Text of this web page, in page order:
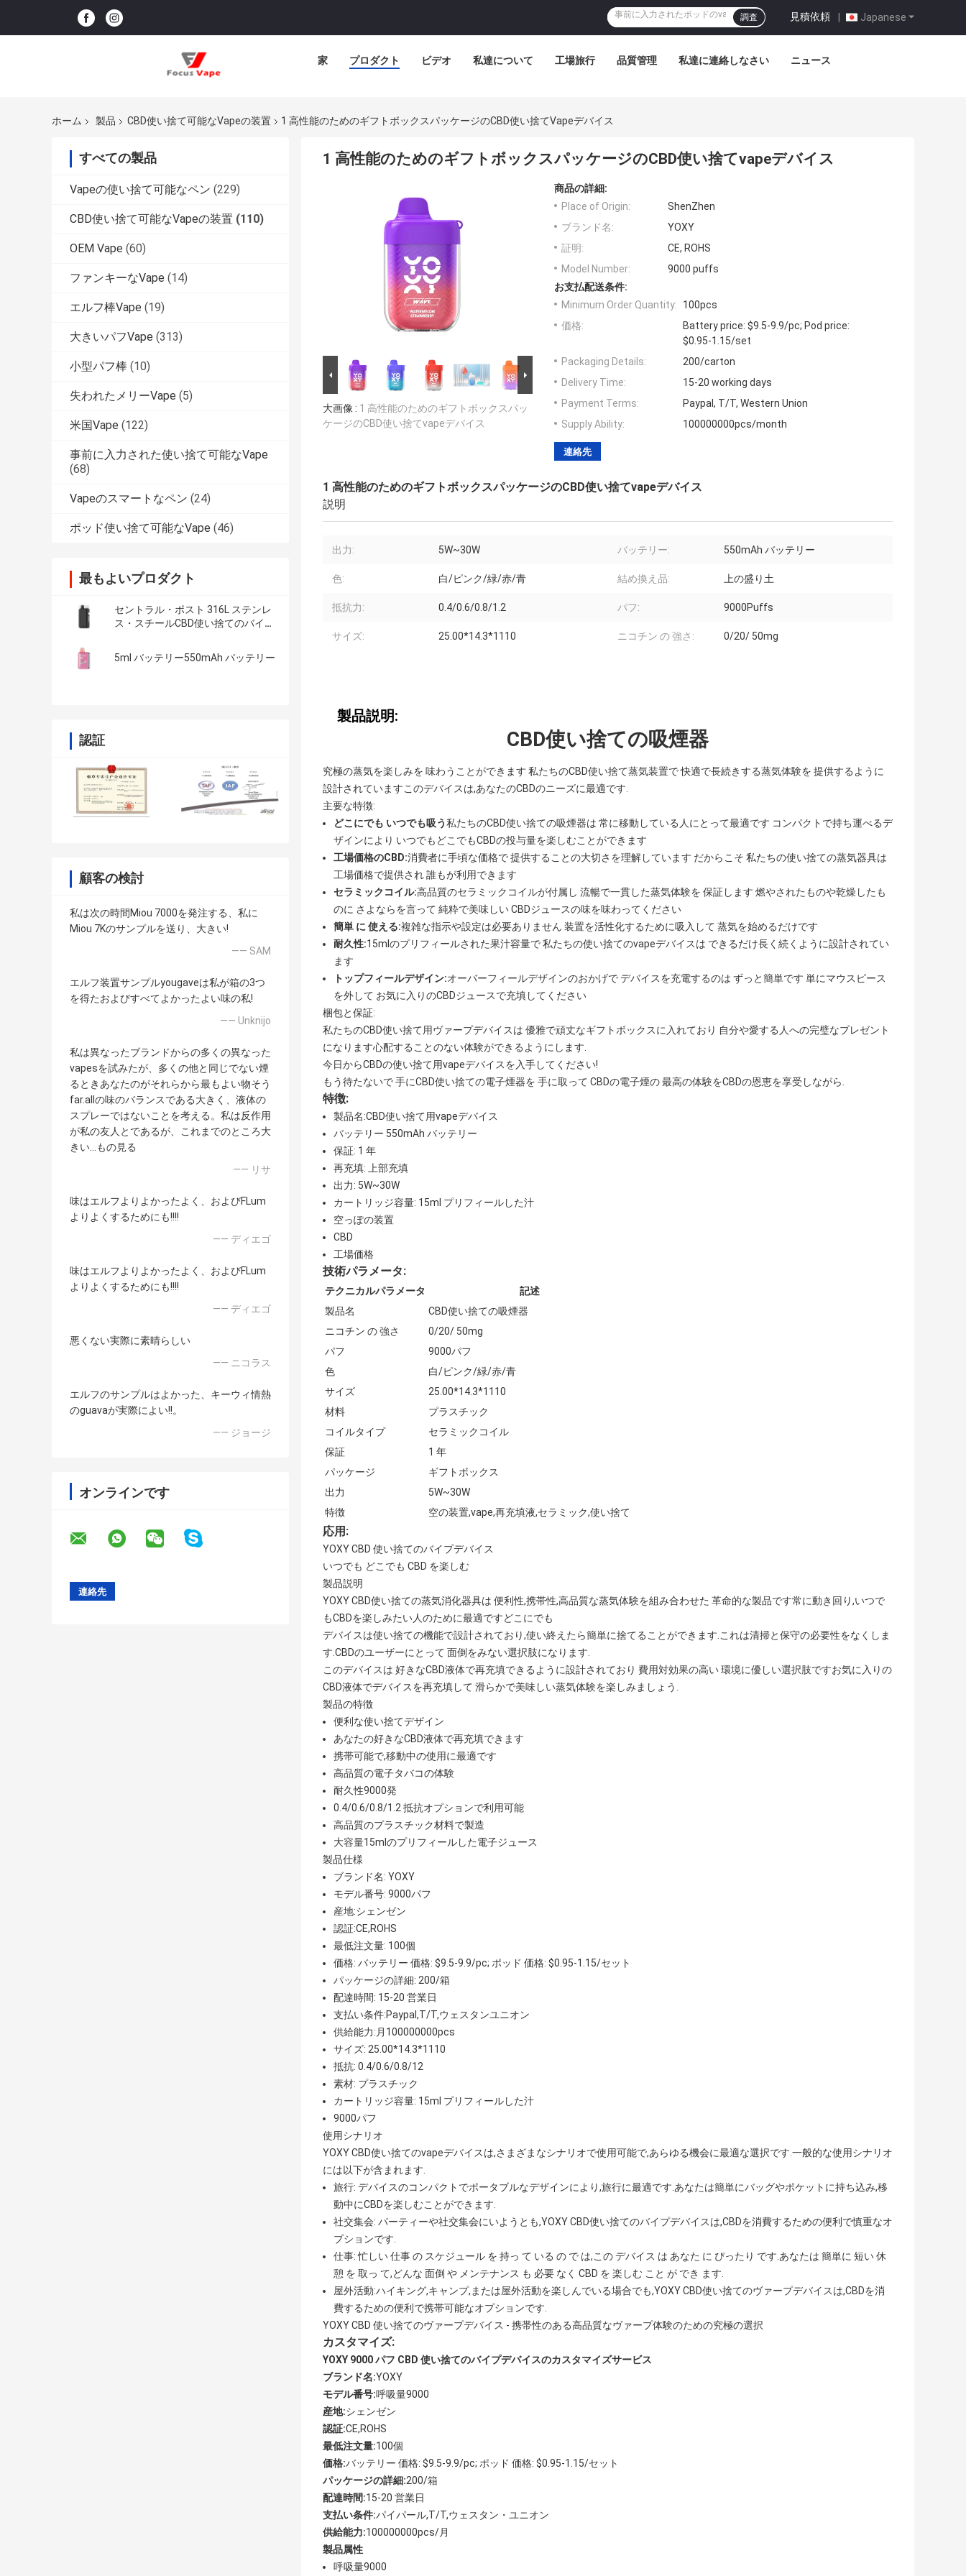
Japanese
見積依頼 |
調査
家 プロダクト ビデオ 私達について 工場旅行 品質管理 私達に連絡しなさい ニュース
ホーム 製品 CBD使い捨て可能なVapeの装置 1 高性能のためのギフトボックスパッケージのCBD使い捨てvapeデバイス
すべての製品
Vapeの使い捨て可能なペン (229)
CBD使い捨て可能なVapeの装置 (110)
OEM Vape (60)
ファンキーなVape (14)
エルフ棒Vape (19)
大きいパフVape (313)
小型パフ棒 (10)
失われたメリーVape (5)
米国Vape (122)
事前に入力された使い捨て可能なVape
(68)
Vapeのスマートなペン (24)
ポッド使い捨て可能なVape (46)
最もよいプロダクト
セントラル・ポスト 316L ステンレ
ス・スチールCBD使い捨てのバイプ
充電
5ml バッテリー550mAh バッテリー
認証
顧客の検討
私は次の時間Miou 7000を発注する、私に
Miou 7Kのサンプルを送り、大きい!
—— SAM
エルフ装置サンプルyougaveは私が箱の3つ
を得たおよびすべてよかったよい味の私!
—— Unknijo
私は異なったブランドからの多くの異なった
vapesを試みたが、多くの他と同じでない煙
るときあなたのがそれらから最もよい物そう
far.allの味のバランスである大きく、液体の
スプレーではないことを考える。私は反作用
が私の友人とであるが、これまでのところ大
きい…もの見る
—— リサ
味はエルフよりよかったよく、およびFLum
よりよくするためにも!!!!
—— ディエゴ
味はエルフよりよかったよく、およびFLum
よりよくするためにも!!!!
—— ディエゴ
悪くない実際に素晴らしい
—— ニコラス
エルフのサンプルはよかった、キーウィ情熱
のguavaが実際によい!!。
—— ジョージ
オンラインです
1 高性能のためのギフトボックスパッケージのCBD使い捨てvapeデバイス
大画像 : 1 高性能のためのギフトボックスパッ
ケージのCBD使い捨てvapeデバイス
商品の詳細:
Place of Origin:
ShenZhen
ブランド名:
YOXY
証明:
CE, ROHS
Model Number:
9000 puffs
お支払配送条件:
Minimum Order Quantity:
100pcs
価格:
Battery price: $9.5-9.9/pc; Pod price:
$0.95-1.15/set
Packaging Details:
200/carton
Delivery Time:
15-20 working days
Payment Terms:
Paypal, T/T, Western Union
Supply Ability:
100000000pcs/month
連絡先
1 高性能のためのギフトボックスパッケージのCBD使い捨てvapeデバイス
説明
出力: 5W~30W バッテリー: 550mAh バッテリー
色: 白/ピンク/緑/赤/青 結め換え品: 上の盛り土
抵抗力: 0.4/0.6/0.8/1.2 パフ: 9000Puffs
サイズ: 25.00*14.3*1110 ニコチン の 強さ: 0/20/ 50mg
製品説明:
CBD使い捨ての吸煙器
究極の蒸気を楽しみを 味わうことができます 私たちのCBD使い捨て蒸気装置で 快適で長続きする蒸気体験を 提供するように
設計されていますこのデバイスは,あなたのCBDのニーズに最適です.
主要な特徴:
どこにでも いつでも吸う私たちのCBD使い捨ての吸煙器は 常に移動している人にとって最適です コンパクトで持ち運べるデ
ザインにより いつでもどこでもCBDの投与量を楽しむことができます
工場価格のCBD:消費者に手頃な価格で 提供することの大切さを理解しています だからこそ 私たちの使い捨ての蒸気器具は
工場価格で提供され 誰もが利用できます
セラミックコイル:高品質のセラミックコイルが付属し 流暢で一貫した蒸気体験を 保証します 燃やされたものや乾燥したも
のに さよならを言って 純粋で美味しい CBDジュースの味を味わってください
簡単 に 使える:複雑な指示や設定は必要ありません 装置を活性化するために吸入して 蒸気を始めるだけです
耐久性:15mlのプリフィールされた果汁容量で 私たちの使い捨てのvapeデバイスは できるだけ長く続くように設計されてい
ます
トップフィールデザイン:オーバーフィールデザインのおかげで デバイスを充電するのは ずっと簡単です 単にマウスピース
を外して お気に入りのCBDジュースで充填してください
梱包と保証:
私たちのCBD使い捨て用ヴァープデバイスは 優雅で頑丈なギフトボックスに入れており 自分や愛する人への完璧なプレゼント
になります心配することのない体験ができるようにします.
今日からCBDの使い捨て用vapeデバイスを入手してください!
もう待たないで 手にCBD使い捨ての電子煙器を 手に取って CBDの電子煙の 最高の体験をCBDの恩恵を享受しながら.
特徴:
製品名:CBD使い捨て用vapeデバイス
バッテリー 550mAh バッテリー
保証: 1 年
再充填: 上部充填
出力: 5W~30W
カートリッジ容量: 15ml プリフィールした汁
空っぽの装置
CBD
工場価格
技術パラメータ:
テクニカルパラメータ
記述
製品名
CBD使い捨ての吸煙器
ニコチン の 強さ
0/20/ 50mg
パフ
9000パフ
色
白/ピンク/緑/赤/青
サイズ
25.00*14.3*1110
材料
プラスチック
コイルタイプ
セラミックコイル
保証
1 年
パッケージ
ギフトボックス
出力
5W~30W
特徴
空の装置,vape,再充填液,セラミック,使い捨て
応用:
YOXY CBD 使い捨てのバイプデバイス
いつでも どこでも CBD を楽しむ
製品説明
YOXY CBD使い捨ての蒸気消化器具は 便利性,携帯性,高品質な蒸気体験を組み合わせた 革命的な製品です常に動き回り,いつで
もCBDを楽しみたい人のために最適ですどこにでも
デバイスは使い捨ての機能で設計されており,使い終えたら簡単に捨てることができます.これは清掃と保守の必要性をなくしま
す.CBDのユーザーにとって 面倒をみない選択肢になります.
このデバイスは 好きなCBD液体で再充填できるように設計されており 費用対効果の高い 環境に優しい選択肢ですお気に入りの
CBD液体でデバイスを再充填して 滑らかで美味しい蒸気体験を楽しみましょう.
製品の特徴
便利な使い捨てデザイン
あなたの好きなCBD液体で再充填できます
携帯可能で,移動中の使用に最適です
高品質の電子タバコの体験
耐久性9000発
0.4/0.6/0.8/1.2 抵抗オプションで利用可能
高品質のプラスチック材料で製造
大容量15mlのプリフィールした電子ジュース
製品仕様
ブランド名: YOXY
モデル番号: 9000パフ
産地:シェンゼン
認証:CE,ROHS
最低注文量: 100個
価格: バッテリー 価格: $9.5-9.9/pc; ポッド 価格: $0.95-1.15/セット
パッケージの詳細: 200/箱
配達時間: 15-20 営業日
支払い条件:Paypal,T/T,ウェスタンユニオン
供給能力:月100000000pcs
サイズ: 25.00*14.3*1110
抵抗: 0.4/0.6/0.8/12
素材: プラスチック
カートリッジ容量: 15ml プリフィールした汁
9000パフ
使用シナリオ
YOXY CBD使い捨てのvapeデバイスは,さまざまなシナリオで使用可能で,あらゆる機会に最適な選択です.一般的な使用シナリオ
には以下が含まれます.
旅行: デバイスのコンパクトでポータブルなデザインにより,旅行に最適です.あなたは簡単にバッグやポケットに持ち込み,移
動中にCBDを楽しむことができます.
社交集会: パーティーや社交集会にいようとも,YOXY CBD使い捨てのバイプデバイスは,CBDを消費するための便利で慎重なオ
プションです.
仕事: 忙しい 仕事 の スケジュール を 持っ て いる の で は,この デバイス は あなた に ぴったり です.あなたは 簡単に 短い 休
憩 を 取っ て,どんな 面倒 や メンテナンス も 必要 なく CBD を 楽しむ こと が でき ます.
屋外活動:ハイキング,キャンプ,または屋外活動を楽しんでいる場合でも,YOXY CBD使い捨てのヴァープデバイスは,CBDを消
費するための便利で携帯可能なオプションです.
YOXY CBD 使い捨てのヴァープデバイス - 携帯性のある高品質なヴァープ体験のための究極の選択
カスタマイズ:
YOXY 9000 パフ CBD 使い捨てのバイプデバイスのカスタマイズサービス
ブランド名:YOXY
モデル番号:呼吸量9000
産地:シェンゼン
認証:CE,ROHS
最低注文量:100個
価格:バッテリー 価格: $9.5-9.9/pc; ポッド 価格: $0.95-1.15/セット
パッケージの詳細:200/箱
配達時間:15-20 営業日
支払い条件:パイパール,T/T,ウェスタン・ユニオン
供給能力:100000000pcs/月
製品属性
呼吸量9000